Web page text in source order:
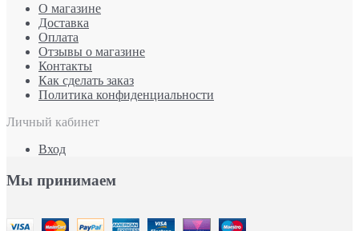
О магазине
Доставка
Оплата
Отзывы о магазине
Контакты
Как сделать заказ
Политика конфиденциальности
Личный кабинет
Вход
Мы принимаем